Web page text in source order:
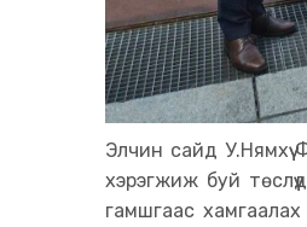
Элчин сайд У.Нямхүү
хэрэгжиж буй
гамшгаас